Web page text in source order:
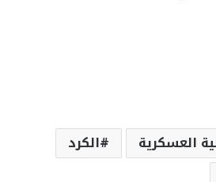
العسكرية
الكرد